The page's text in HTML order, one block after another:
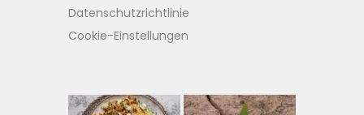
Datenschutzrichtlinie
Cookie-Einstellungen